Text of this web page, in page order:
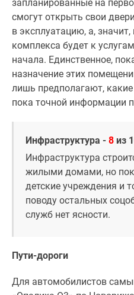
запланированные на
смогут открыть свои
в эксплуатацию, а,
комплекса будет к
начала. Единственное,
назначение этих
лишь предполагают, какие
пока точной информации
Инфраструктура - 8 из
Инфраструктура
жилыми домами, но
детские учреждения и
поводу остальных
служб нет ясности.
Пути-дороги
Для автомобилистов